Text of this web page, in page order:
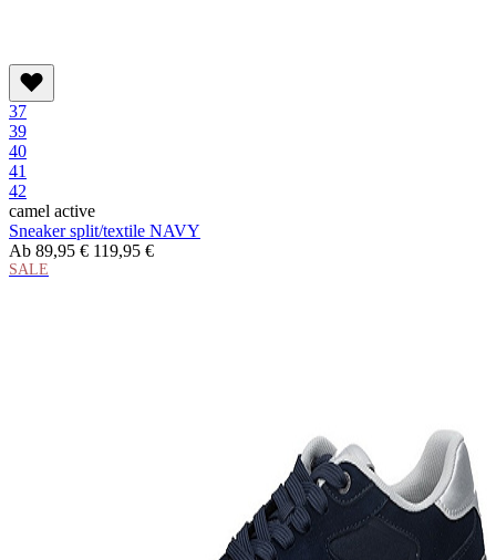
37
39
40
41
42
camel active
Sneaker split/textile NAVY
Ab 89,95 € 119,95 €
SALE